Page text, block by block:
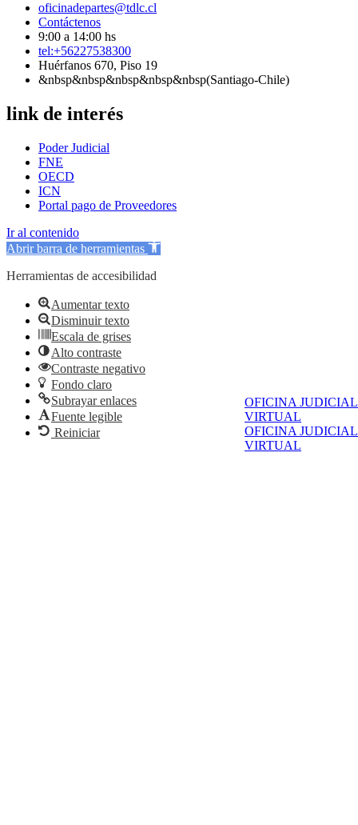
OFICINA JUDICIAL
VIRTUAL
OFICINA JUDICIAL
VIRTUAL
oficinadepartes@tdlc.cl
Contáctenos
9:00 a 14:00 hs
tel:+56227538300
Huérfanos 670, Piso 19
&nbsp&nbsp&nbsp&nbsp&nbsp(Santiago-Chile)
link de interés
Poder Judicial
FNE
OECD
ICN
Portal pago de Proveedores
Ir al contenido
Abrir barra de herramientas
Herramientas de accesibilidad
Aumentar texto
Disminuir texto
Escala de grises
Alto contraste
Contraste negativo
Fondo claro
Subrayar enlaces
Fuente legible
Reiniciar